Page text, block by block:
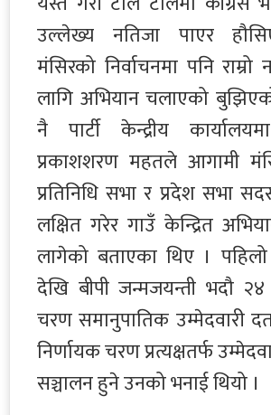
उल्लेख्य नतिजा पाएर
मंसिरको निर्वाचनमा पनि
लागि अभियान चलाएको
नै पार्टी केन्द्रीय
प्रकाशशरण महतले आगामी
प्रतिनिधि सभा र प्रदेश सभा
लक्षित गरेर गाउँ केन्द्रित
लागेको बताएका थिए ।
देखि बीपी जन्मजयन्ती भदौ २४
चरण समानुपातिक उम्मेदवारी
निर्णायक चरण प्रत्यक्षतर्फ
सञ्चालन हुने उनको भनाई थियो ।